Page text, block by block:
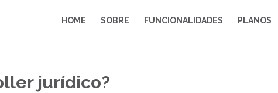
HOME SOBRE FUNCIONALIDADES PLANOS
jurídico?